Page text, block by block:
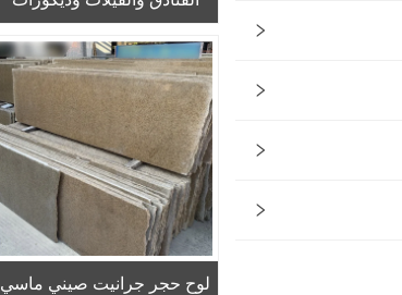
الحجر الطبيعي
لوح حجر جرانيت صيني ماسي